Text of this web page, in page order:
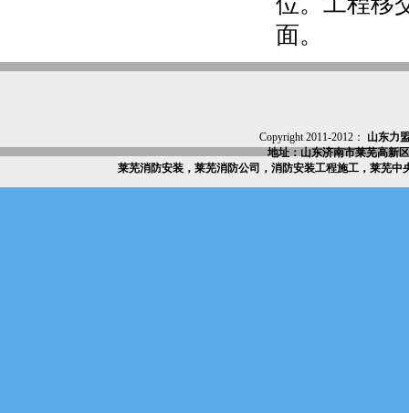
面。
Copyright 2011-2012： 山东力
地址：山东济南市莱芜高新
莱芜消防安装，莱芜消防公司，消防安装工程施工，莱芜